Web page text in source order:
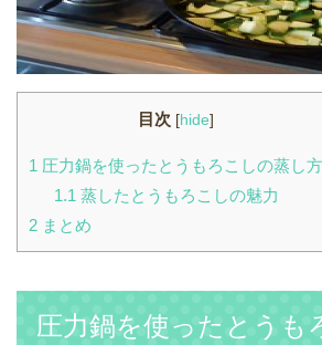
目次 [hide]
1 圧力鍋を使ったとうもろこしの蒸し方
1.1 蒸したとうもろこしの魅力
2 まとめ
圧力鍋を使ったとうも